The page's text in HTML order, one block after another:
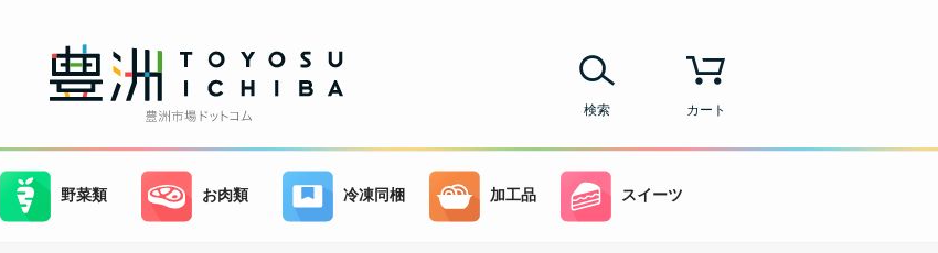
カート
検索
野菜類 お肉類 冷凍同梱 加工品 スイーツ